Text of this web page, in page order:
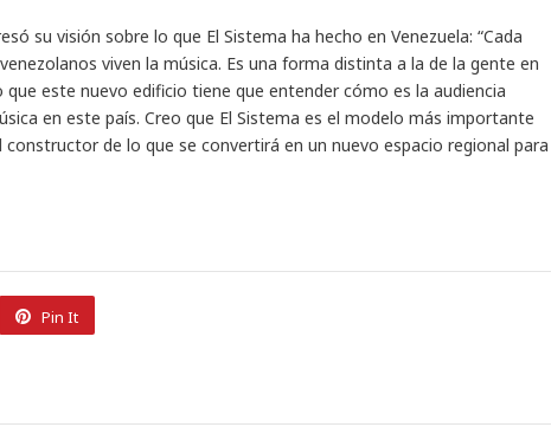
su visión sobre lo que El Sistema ha hecho en Venezuela: “Cada
viven la música. Es una forma distinta a la de la gente en
este nuevo edificio tiene que entender cómo es la audiencia
en este país. Creo que El Sistema es el modelo más importante
de lo que se convertirá en un nuevo espacio regional para
Pin It